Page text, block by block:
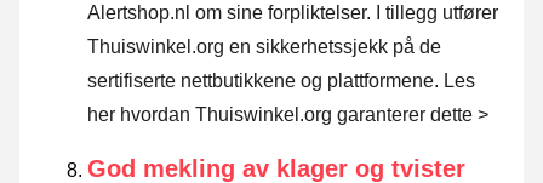
Alertshop.nl om sine forpliktelser. I tillegg utfører
Thuiswinkel.org en sikkerhetssjekk på de
sertifiserte nettbutikkene og plattformene. Les
her hvordan Thuiswinkel.org garanterer dette >
God mekling av klager og tvister